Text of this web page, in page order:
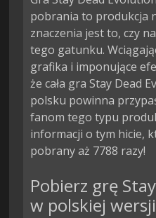
pobrania to produkcja
znaczenia jest to, czy
tego gatunku.
grafika i imponujące
że cała gra Stay Dead
polsku powinna
fanom tego typu
informacji o tym hicie,
pobrany aż 7788 razy!
Pobierz grę
w polskiej